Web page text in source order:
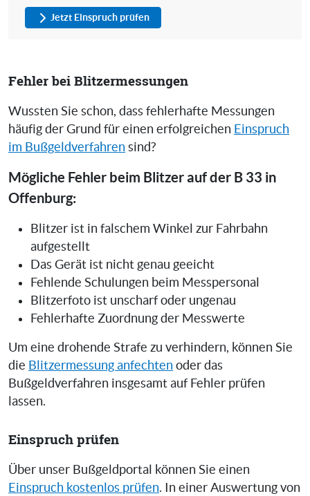
Jetzt Einspruch prüfen
Fehler bei Blitzermessungen
Wussten Sie schon, dass fehlerhafte Messungen
häufig der Grund für einen erfolgreichen Einspruch
im Bußgeldverfahren sind?
Mögliche Fehler beim Blitzer auf der B 33 in
Offenburg:
Blitzer ist in falschem Winkel zur Fahrbahn
aufgestellt
Das Gerät ist nicht genau geeicht
Fehlende Schulungen beim Messpersonal
Blitzerfoto ist unscharf oder ungenau
Fehlerhafte Zuordnung der Messwerte
Um eine drohende Strafe zu verhindern, können Sie
die Blitzermessung anfechten oder das
Bußgeldverfahren insgesamt auf Fehler prüfen
lassen.
Einspruch prüfen
Über unser Bußgeldportal können Sie einen
Einspruch kostenlos prüfen. In einer Auswertung von